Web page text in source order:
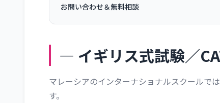
お問い合わせ＆無料相談
― イギリス式試験／
マレーシアのインターナショナルスクールで
す。